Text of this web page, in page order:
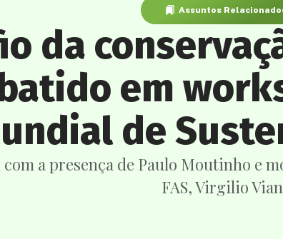
Assuntos
da
em
de
a presença de Paulo Moutinho e
FAS, Virgilio